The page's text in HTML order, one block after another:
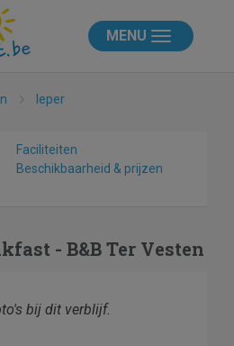
MENU
Ieper
Faciliteiten
Beschikbaarheid & prijzen
- B&B Ter Vesten
bij dit verblijf.